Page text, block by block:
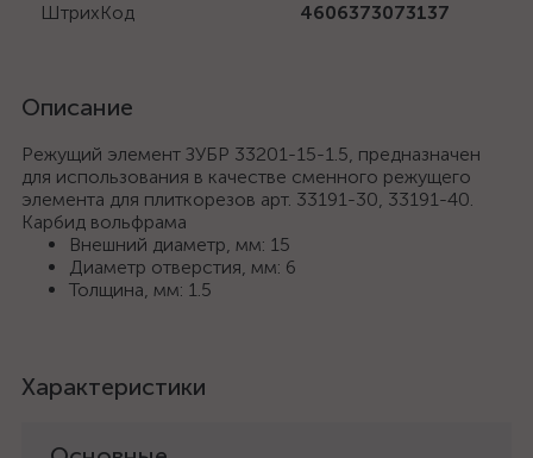
ШтрихКод
4606373073137
Описание
Режущий элемент ЗУБР 33201-15-1.5, предназначен
для использования в качестве сменного режущего
элемента для плиткорезов арт. 33191-30, 33191-40.
Карбид вольфрама
Внешний диаметр, мм: 15
Диаметр отверстия, мм: 6
Толщина, мм: 1.5
Характеристики